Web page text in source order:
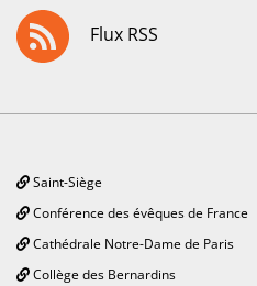
Flux RSS
Saint-Siège
Conférence des évêques de France
Cathédrale Notre-Dame de Paris
Collège des Bernardins